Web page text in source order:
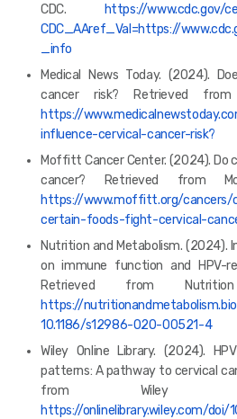
CDC.
https://www.cdc.gov/
CDC_AAref_Val=https://
_info
Medical News Today. (2024).
cancer risk? Retrieved from
https://
influence-cervical-cancer-risk?
Moffitt Cancer Center. (2024). Do
cancer? Retrieved from
https://www.moffitt.org/cancers/
certain-foods-fight-cervical-
Nutrition and Metabolism.
on immune function and HPV-
Retrieved from
https://
10.1186/s12986-020-00521-4
Wiley Online Library. (2024).
patterns: A pathway to cervical
from Wiley
https://onlinelibrary.wiley.com/doi/